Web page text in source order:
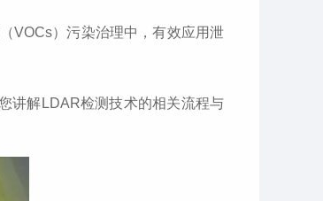
VOCs）污染治理中，有效应用泄
讲解LDAR检测技术的相关流程与